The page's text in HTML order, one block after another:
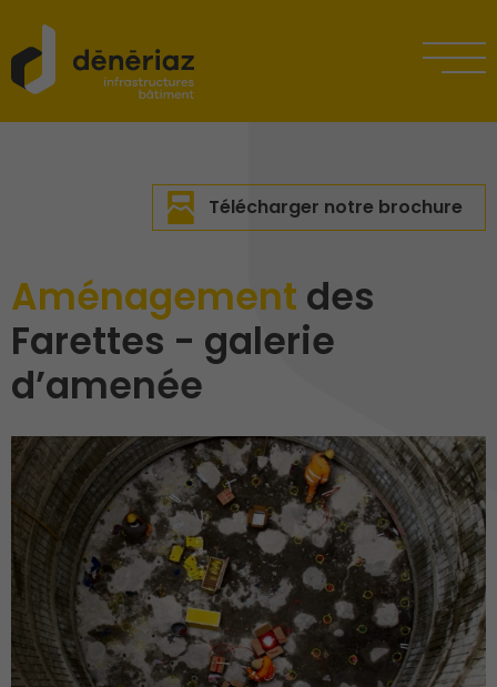
Télécharger notre brochure
Aménagement des
Farettes - galerie
d’amenée